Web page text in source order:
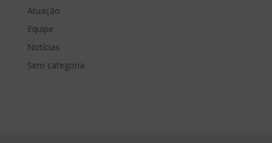
Atuação
Equipe
Notícias
Sem categoria